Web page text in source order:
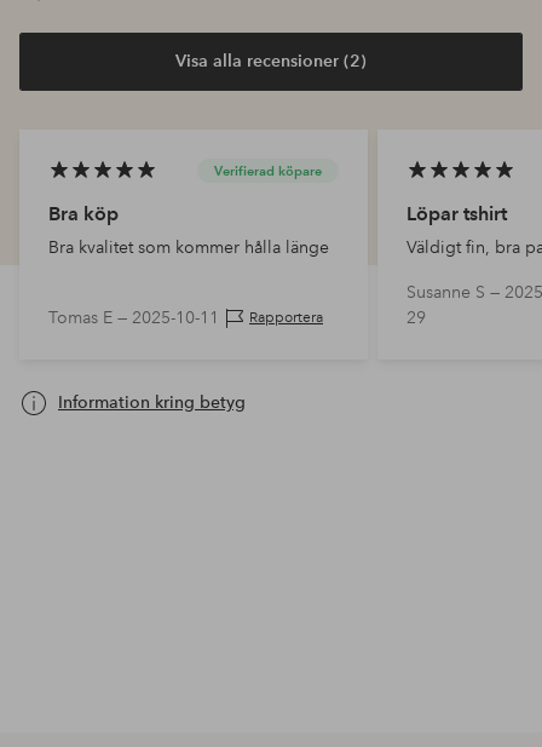
Visa alla recensioner (2)
Verifierad köpare
Bra köp
Bra kvalitet som kommer hålla länge
Tomas E — 2025-10-11 Rapportera
Löpar tshirt
Väldigt fin, bra
Susanne S —
29
Information kring betyg